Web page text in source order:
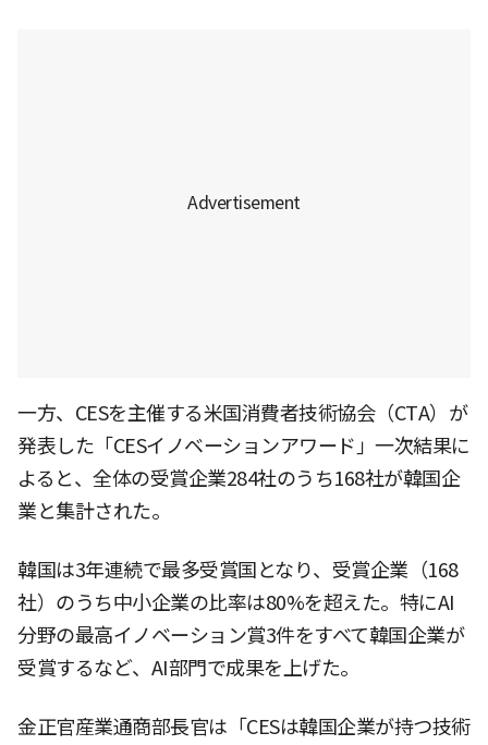
一方、CESを主催する米国消費者技術協会（CTA）が
発表した「CESイノベーションアワード」一次結果に
よると、全体の受賞企業284社のうち168社が韓国企
業と集計された。
韓国は3年連続で最多受賞国となり、受賞企業（168
社）のうち中小企業の比率は80%を超えた。特にAI
分野の最高イノベーション賞3件をすべて韓国企業が
受賞するなど、AI部門で成果を上げた。
金正官産業通商部長官は「CESは韓国企業が持つ技術